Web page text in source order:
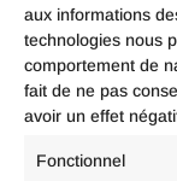
aux informations
technologies nous
comportement de
fait de ne pas
avoir un effet
Fonctionnel
Paris 19e